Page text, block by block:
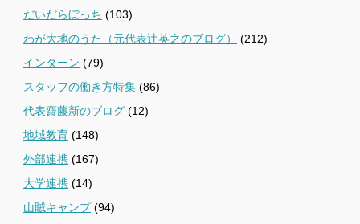
だいだらぼっち (103)
わが大地のうた（元代表辻英之のブログ）
(212)
インターン (79)
スタッフの働き方特集 (86)
代表齋藤新のブログ (12)
地域教育 (148)
外部連携 (167)
大学連携 (14)
山賊キャンプ(94)